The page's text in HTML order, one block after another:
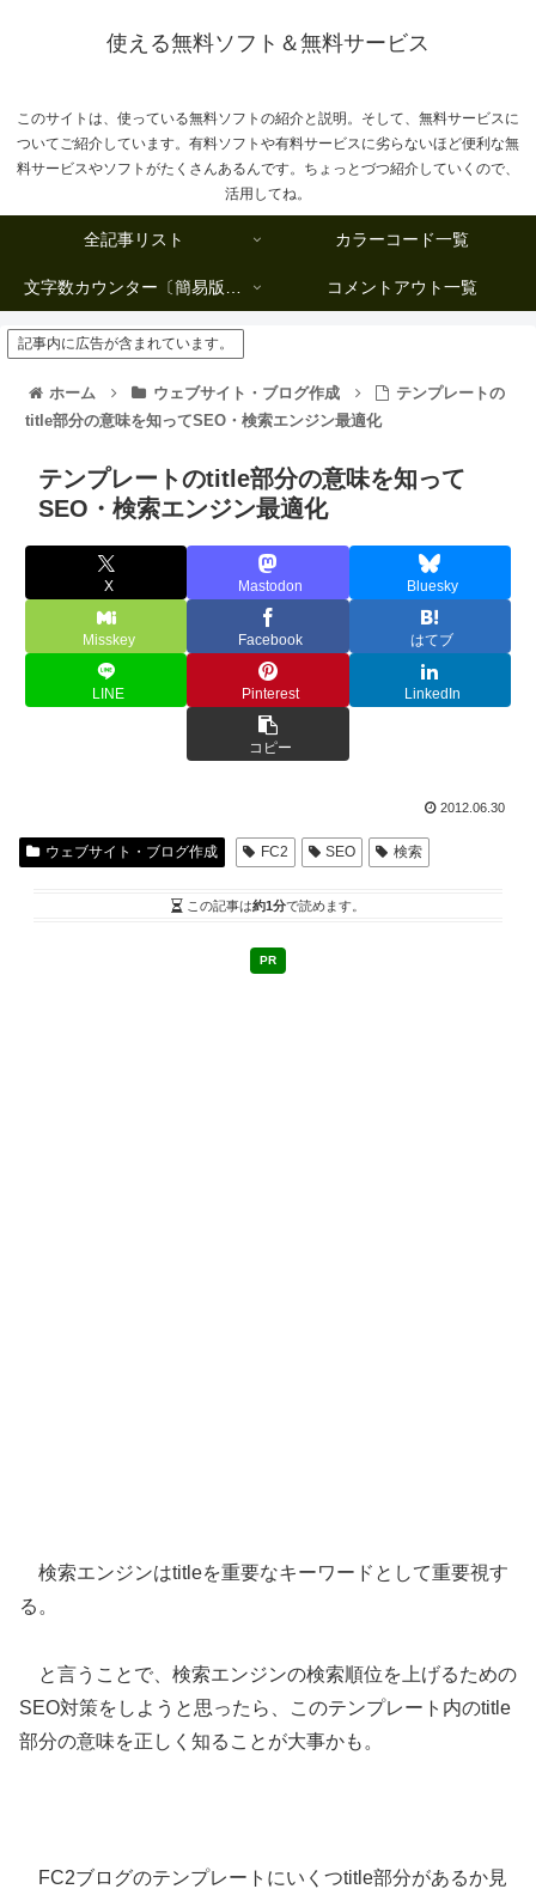
使える無料ソフト＆無料サービス
このサイトは、使っている無料ソフトの紹介と説明。そして、無料サービスに
ついてご紹介しています。有料ソフトや有料サービスに劣らないほど便利な無
料サービスやソフトがたくさんあるんです。ちょっとづつ紹介していくので、
活用してね。
全記事リスト カラーコード一覧
文字数カウンター〔簡易版複数行タイプ〕 コメントアウト一覧
記事内に広告が含まれています。
ホーム ウェブサイト・ブログ作成
テンプレートの
title部分の意味を知ってSEO・検索エンジン最適化
テンプレートのtitle部分の意味を知って
SEO・検索エンジン最適化
X Mastodon Bluesky
Misskey Facebook はてブ
LINE Pinterest LinkedIn
コピー
2012.06.30
ウェブサイト・ブログ作成 FC2 SEO 検索
この記事は約1分で読めます。
PR
検索エンジンはtitleを重要なキーワードとして重要視す
る。
と言うことで、検索エンジンの検索順位を上げるための
SEO対策をしようと思ったら、このテンプレート内のtitle
部分の意味を正しく知ることが大事かも。
FC2ブログのテンプレートにいくつtitle部分があるか見